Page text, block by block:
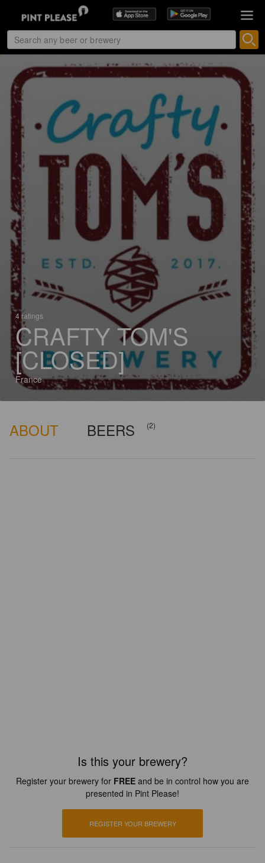
4 ratings
CRAFTY TOM'S
[CLOSED]
France
ABOUT BEERS (2)
Is this your brewery?
Register your brewery for FREE and be in control how you are
presented in Pint Please!
REGISTER YOUR BREWERY